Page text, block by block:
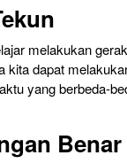
melakukan
kita dapat
yang berbeda-
Benar